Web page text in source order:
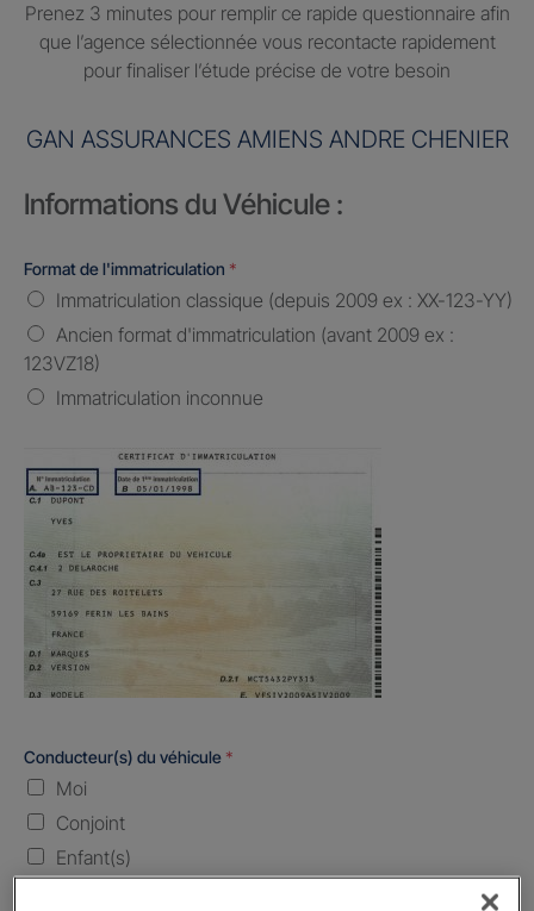
Prenez 3 minutes pour remplir ce rapide questionnaire afin
que l’agence sélectionnée vous recontacte rapidement
pour finaliser l’étude précise de votre besoin
GAN ASSURANCES AMIENS ANDRE CHENIER
Informations du Véhicule :
Format de l'immatriculation *
Immatriculation classique (depuis 2009 ex : XX-123-YY)
Ancien format d'immatriculation (avant 2009 ex :
123VZ18)
Immatriculation inconnue
Conducteur(s) du véhicule *
Moi
Conjoint
Enfant(s)